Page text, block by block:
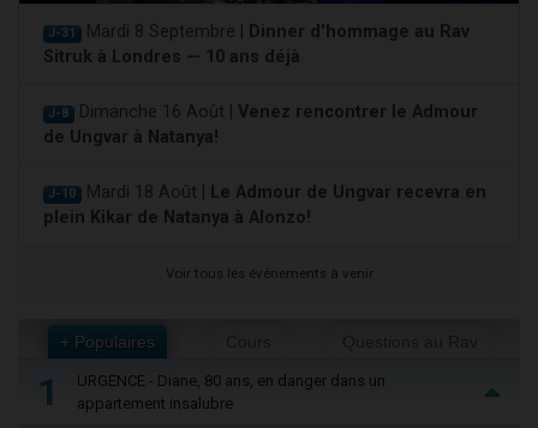
J-31 Mardi 8 Septembre |
Dinner d'hommage au Rav
Sitruk à Londres — 10 ans déjà
J-8 Dimanche 16 Août | Venez rencontrer le Admour
de Ungvar à Natanya!
J-10 Mardi 18 Août |
Le Admour de Ungvar recevra en
plein Kikar de Natanya à Alonzo!
Voir tous les événements à venir
+ Populaires
1
URGENCE - Diane, 80 ans, en danger dans un
appartement insalubre